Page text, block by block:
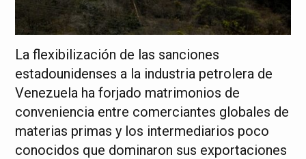
La flexibilización de las sanciones
estadounidenses a la industria petrolera de
Venezuela ha forjado matrimonios de
conveniencia entre comerciantes globales de
materias primas y los intermediarios poco
conocidos que dominaron sus exportaciones